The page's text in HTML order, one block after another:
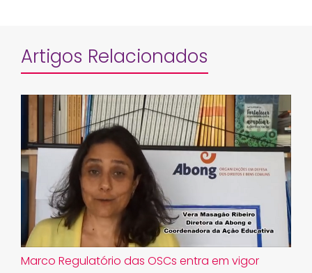
Artigos Relacionados
Marco Regulatório das OSCs entra em vigor